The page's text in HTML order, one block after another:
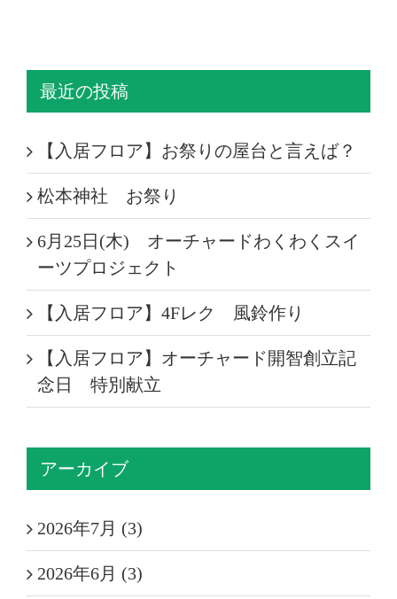
最近の投稿
【入居フロア】お祭りの屋台と言えば？
松本神社 お祭り
6月25日(木) オーチャードわくわくスイ
ーツプロジェクト
【入居フロア】4Fレク 風鈴作り
【入居フロア】オーチャード開智創立記
念日 特別献立
アーカイブ
2026年7月 (3)
2026年6月 (3)